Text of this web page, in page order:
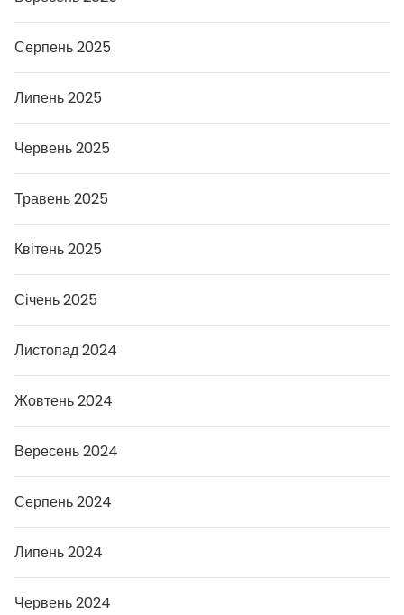
Серпень 2025
Липень 2025
Червень 2025
Травень 2025
Квітень 2025
Січень 2025
Листопад 2024
Жовтень 2024
Вересень 2024
Серпень 2024
Липень 2024
Червень 2024